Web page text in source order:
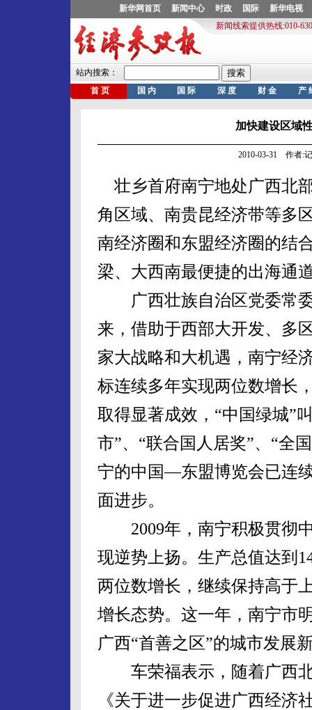
加快建设区域
2010-03-31 作者:
壮乡首府南宁地处广西北
角区域、南贵昆经济带等多
南经济圈和东盟经济圈的结
梁、大西南最便捷的出海通
广西壮族自治区党委常委
来，借助于西部大开发、多
家大战略和大机遇，南宁经
标连续多年实现两位数增长
取得显著成效，“中国绿城”
市”、“联合国人居奖”、“全
宁的中国—东盟博览会已连
面进步。
2009年，南宁积极贯彻中
现逆势上扬。生产总值达到
两位数增长，继续保持高于
增长态势。这一年，南宁市
广西“首善之区”的城市发展
车荣福表示，随着广西北
《关于进一步促进广西经济